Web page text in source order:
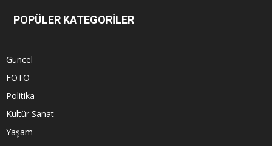
POPÜLER KATEGORİLER
Güncel
FOTO
Politika
Kültür Sanat
Yaşam